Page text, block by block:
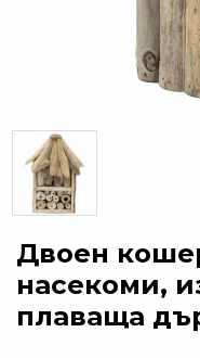
Двоен
насекоми,
плаваща